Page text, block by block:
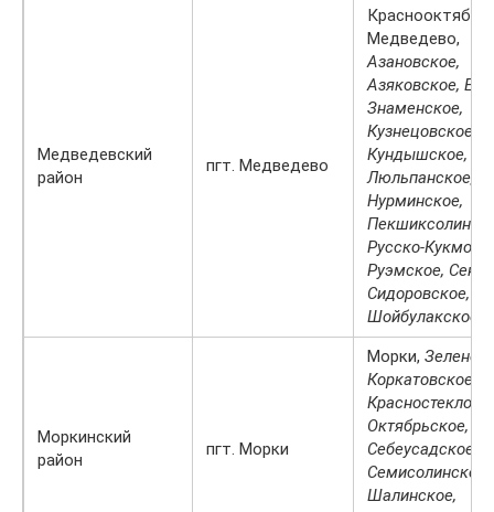
Медведевский
район
пгт. Медведево
Медведево,
Азановское,
Азяковское,
Знаменское,
Кузнецовское,
Кундышское,
Люльпанское,
Нурминское,
Русско-
Руэмское,
Сидоровское,
Шойбулакское
Моркинский
район
пгт. Морки
Морки,
Коркатовское,
Октябрьское,
Себеусадское,
Семисолинское,
Шалинское,